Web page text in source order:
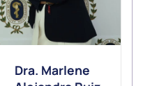
Dra. Marlene